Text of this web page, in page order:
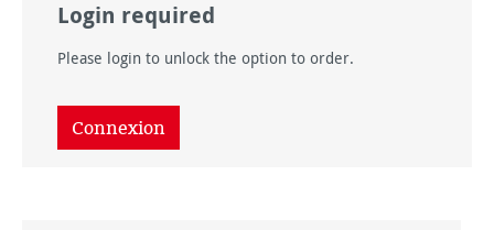
Login required
Please login to unlock the option to order.
Connexion